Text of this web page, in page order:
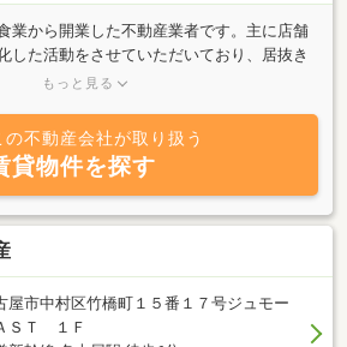
業から開業した不動産業者です。主に店舗
した活動をさせていただいており、居抜き
舗など数多くの物件を取り扱っています。
件情報とフットワークの軽さが強みで
客様！収益物件をお探しのお客様！是非、
。
もっと見る
の不動産会社が取り扱う
貸物件を探す
屋市中村区竹橋町１５番１７号ジュモー
ＳＴ １Ｆ